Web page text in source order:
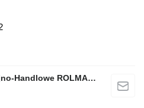
Przedsiębiorstwo Produkcyjno-Handlowe ROLMAPOL Marcin Dziekan